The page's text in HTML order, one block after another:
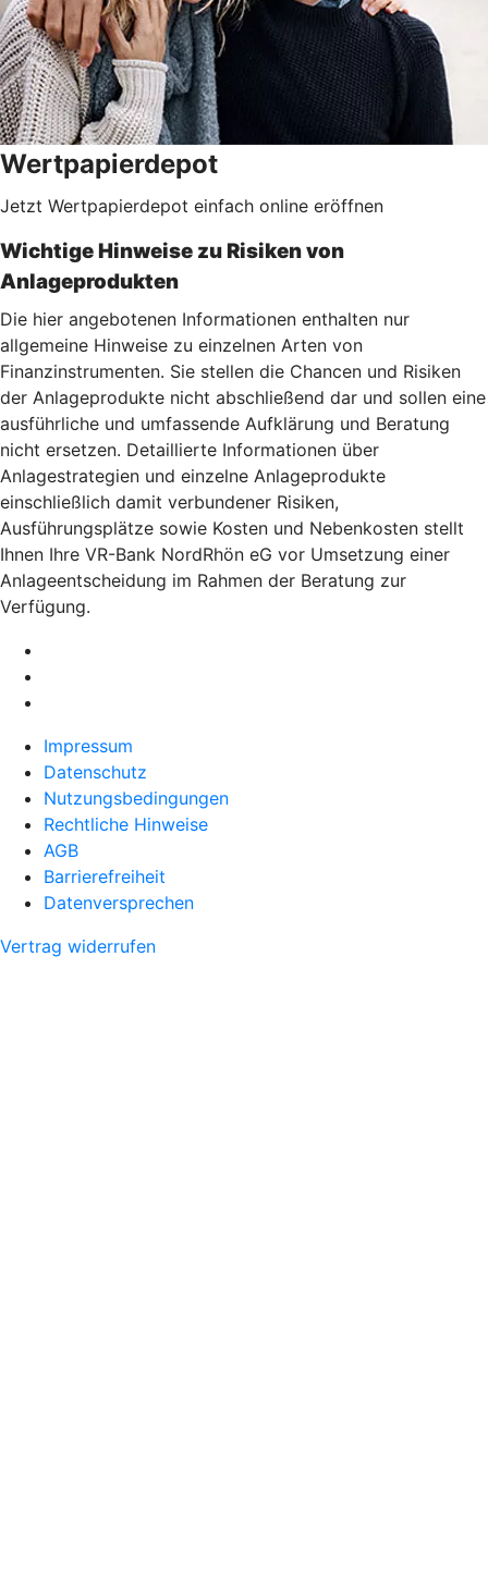
Wertpapierdepot
Jetzt Wertpapierdepot einfach online eröffnen
Wichtige Hinweise zu Risiken von
Anlageprodukten
Die hier angebotenen Informationen enthalten nur
allgemeine Hinweise zu einzelnen Arten von
Finanzinstrumenten. Sie stellen die Chancen und Risiken
der Anlageprodukte nicht abschließend dar und sollen eine
ausführliche und umfassende Aufklärung und Beratung
nicht ersetzen. Detaillierte Informationen über
Anlagestrategien und einzelne Anlageprodukte
einschließlich damit verbundener Risiken,
Ausführungsplätze sowie Kosten und Nebenkosten stellt
Ihnen Ihre VR-Bank NordRhön eG vor Umsetzung einer
Anlageentscheidung im Rahmen der Beratung zur
Verfügung.
Impressum
Datenschutz
Nutzungsbedingungen
Rechtliche Hinweise
AGB
Barrierefreiheit
Datenversprechen
Vertrag widerrufen